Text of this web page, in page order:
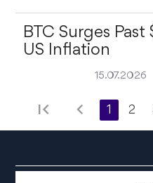
BTC Surges
US Inflation
15.07.2026
first_page chevron_left 1 2